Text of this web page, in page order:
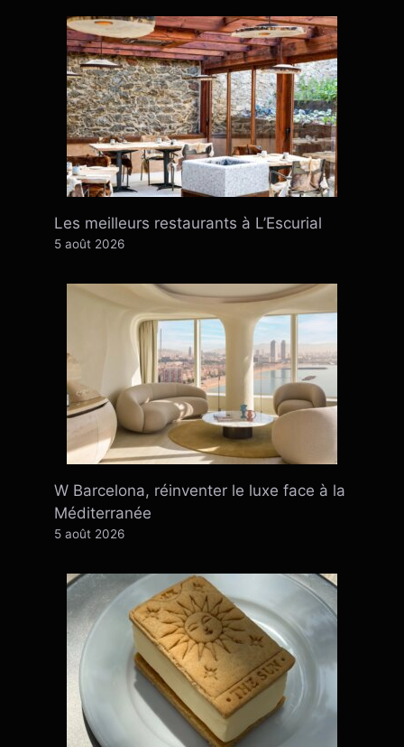
Les meilleurs restaurants à L’Escurial
5 août 2026
W Barcelona, ​​​​réinventer le luxe face à la
Méditerranée
5 août 2026